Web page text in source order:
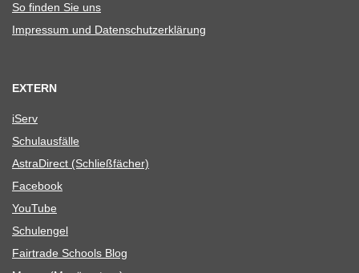
So fin­den Sie uns
Impres­sum und Datenschutzerklärung
EXTERN
iServ
Schul­aus­fälle
Astra­Di­rect (Schließ­fä­cher)
Face­book
You­Tube
Schul­en­gel
Fair­trade Schools Blog